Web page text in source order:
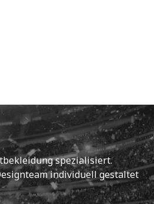
spezialisiert.
individuell gestaltet